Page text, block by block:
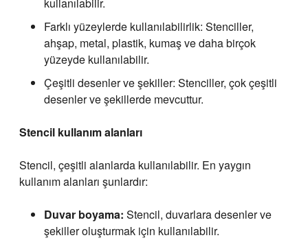
kullanılabilir.
Farklı yüzeylerde kullanılabilirlik: Stenciller,
ahşap, metal, plastik, kumaş ve daha birçok
yüzeyde kullanılabilir.
Çeşitli desenler ve şekiller: Stenciller, çok çeşitli
desenler ve şekillerde mevcuttur.
Stencil kullanım alanları
Stencil, çeşitli alanlarda kullanılabilir. En yaygın
kullanım alanları şunlardır:
Duvar boyama: Stencil, duvarlara desenler ve
şekiller oluşturmak için kullanılabilir.